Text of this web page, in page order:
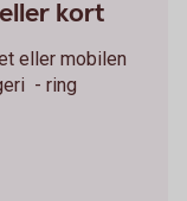
kort
eller mobilen
- ring